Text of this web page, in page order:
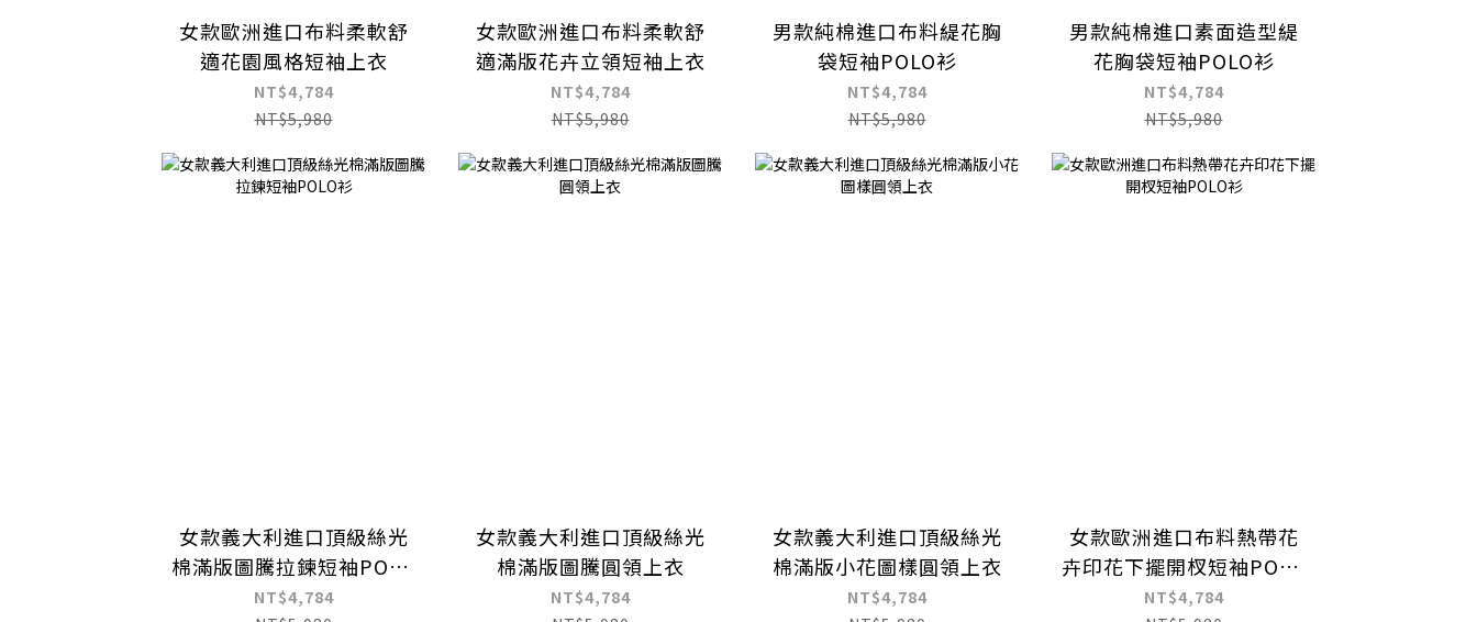
女款歐洲進口布料柔軟舒
適花園風格短袖上衣
NT$4,784
NT$5,980
女款歐洲進口布料柔軟舒
適滿版花卉立領短袖上衣
NT$4,784
NT$5,980
男款純棉進口布料緹花胸
袋短袖POLO衫
NT$4,784
NT$5,980
男款純棉進口素面造型緹
花胸袋短袖POLO衫
NT$4,784
NT$5,980
女款義大利進口頂級絲光
棉滿版圖騰拉鍊短袖POLO
衫
NT$4,784
女款義大利進口頂級絲光
棉滿版圖騰圓領上衣
NT$4,784
女款義大利進口頂級絲光
棉滿版小花圖樣圓領上衣
NT$4,784
女款歐洲進口布料熱帶花
卉印花下擺開杈短袖POLO
衫
NT$4,784